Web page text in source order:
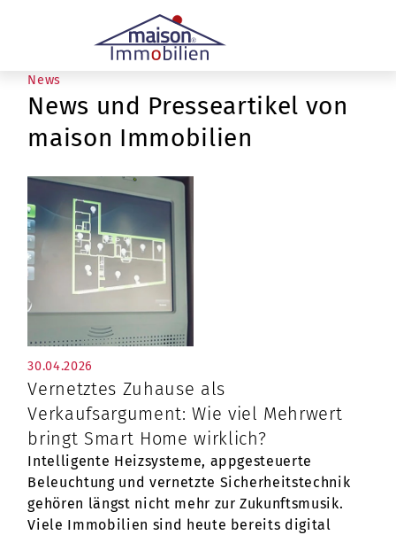
News
News und Presseartikel von
maison Immobilien
30.04.2026
Vernetztes Zuhause als
Verkaufsargument: Wie viel Mehrwert
bringt Smart Home wirklich?
Intelligente Heizsysteme, appgesteuerte
Beleuchtung und vernetzte Sicherheitstechnik
gehören längst nicht mehr zur Zukunftsmusik.
Viele Immobilien sind heute bereits digital